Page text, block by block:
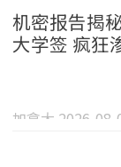
机密报告揭
大学签 疯狂
加拿大 2026-08-